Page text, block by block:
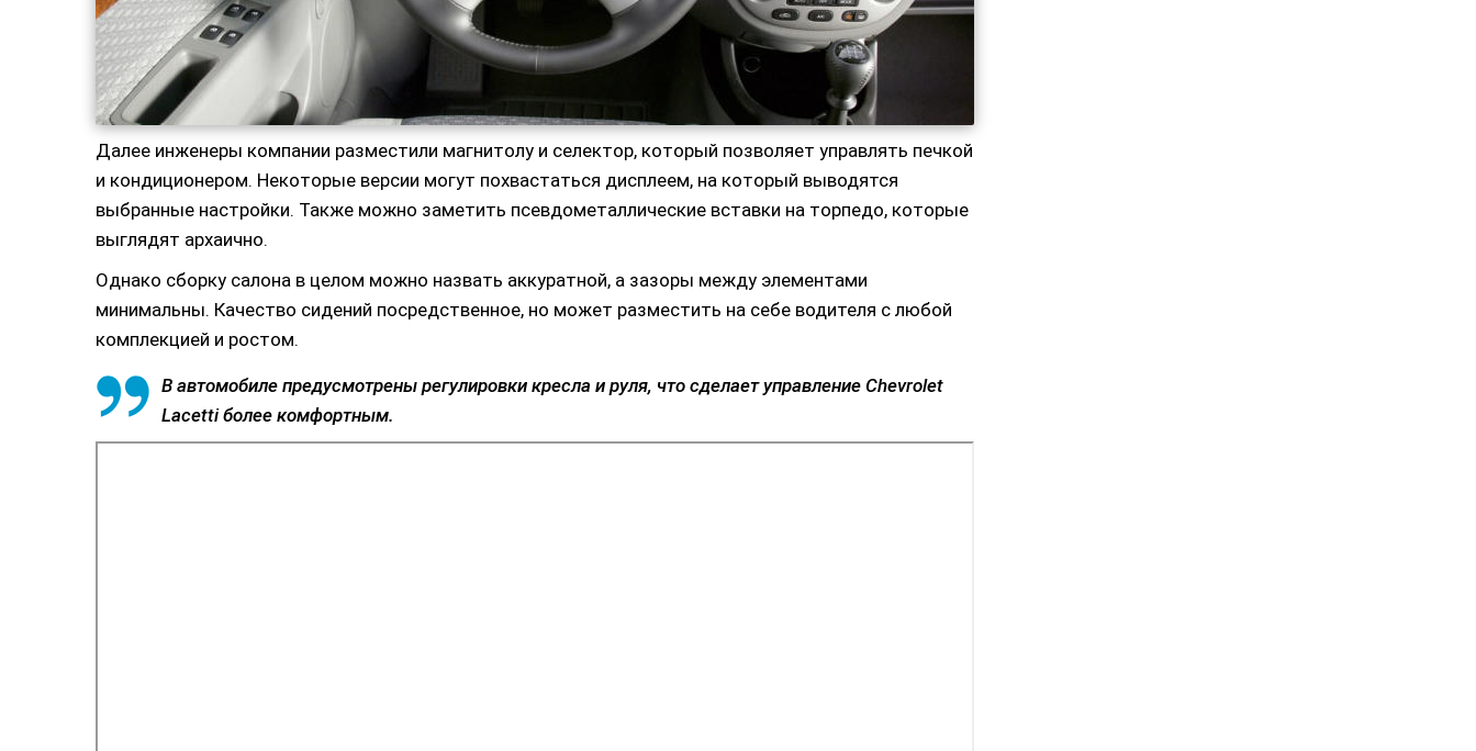
Далее инженеры компании разместили магнитолу и селектор, который позволяет управлять печкой
и кондиционером. Некоторые версии могут похвастаться дисплеем, на который выводятся
выбранные настройки. Также можно заметить псевдометаллические вставки на торпедо, которые
выглядят архаично.
Однако сборку салона в целом можно назвать аккуратной, а зазоры между элементами
минимальны. Качество сидений посредственное, но может разместить на себе водителя с любой
комплекцией и ростом.
В автомобиле предусмотрены регулировки кресла и руля, что сделает управление Chevrolet
Lacetti более комфортным.